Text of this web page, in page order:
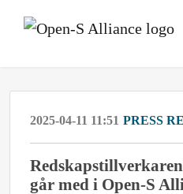
2025-04-11 11:51 PRESS
går med i Open-S